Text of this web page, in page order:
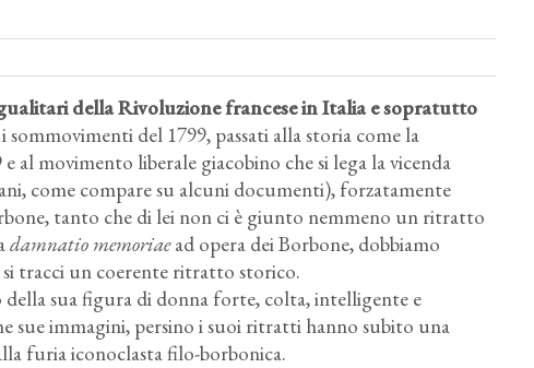
della Rivoluzione francese in Italia e sopratutto
del 1799, passati alla storia come la
al movimento liberale giacobino che si lega la vicenda
come compare su alcuni documenti), forzatamente
tanto che di lei non ci è giunto nemmeno un ritratto
damnatio memoriaead opera dei Borbone, dobbiamo
tracci un coerente ritratto storico.
sua figura di donna forte, colta, intelligente e
sue immagini, persino i suoi ritratti hanno subito una
furia iconoclasta filo-borbonica.